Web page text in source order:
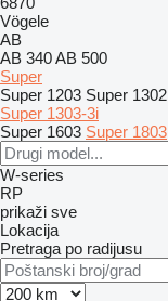
Vögele
AB
AB 340AB 500
Super
Super 1203 Super 1302
Super 1303-3i
Super 1603 Super 1803
W-series
RP
prikaži sve
Lokacija
Pretraga po radijusu